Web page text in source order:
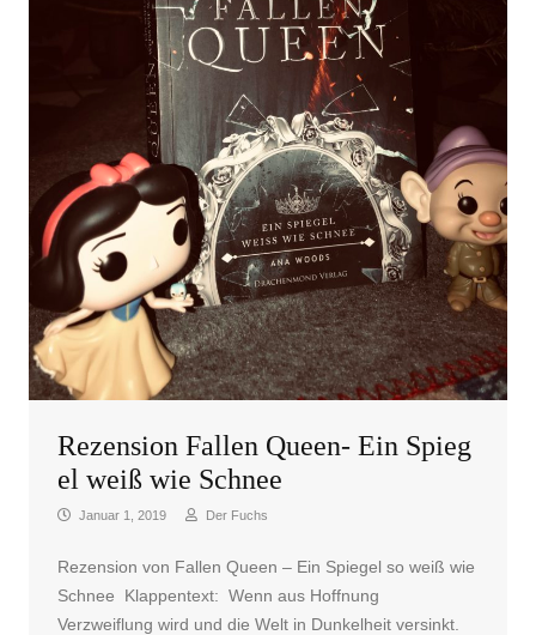
Rezension Fallen Queen- Ein Spieg
el weiß wie Schnee
Januar 1, 2019 Der Fuchs
Rezension von Fallen Queen – Ein Spiegel so weiß wie
Schnee Klappentext: Wenn aus Hoffnung
Verzweiflung wird und die Welt in Dunkelheit versinkt.